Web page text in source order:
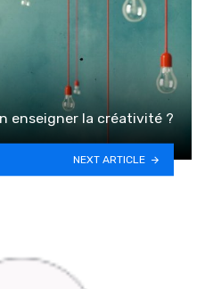
enseigner la créativité ?
NEXT ARTICLE